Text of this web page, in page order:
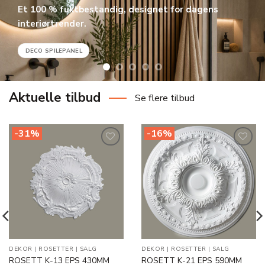
Et 100 % fuktbestandig, designet for dagens
interiørtrender.
DECO SPILEPANEL
Aktuelle tilbud Se flere tilbud
-31%
Legg til
i
ønskeliste
DEKOR | ROSETTER | SALG
ROSETT K-13 EPS 430MM
-16%
Legg til
i
ønskeliste
DEKOR | ROSETTER | SALG
ROSETT K-21 EPS 590MM